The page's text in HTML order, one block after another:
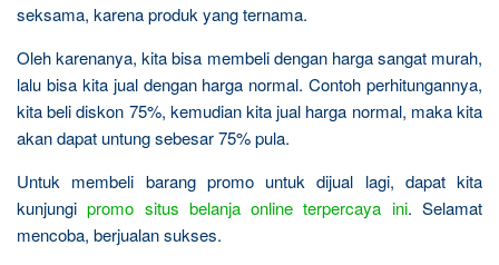
seksama, karena produk yang ternama.
Oleh karenanya, kita bisa membeli dengan harga sangat murah,
lalu bisa kita jual dengan harga normal. Contoh perhitungannya,
kita beli diskon 75%, kemudian kita jual harga normal, maka kita
akan dapat untung sebesar 75% pula.
Untuk membeli barang promo untuk dijual lagi, dapat kita
kunjungipromo situs belanja online terpercaya ini. Selamat
mencoba, berjualan sukses.